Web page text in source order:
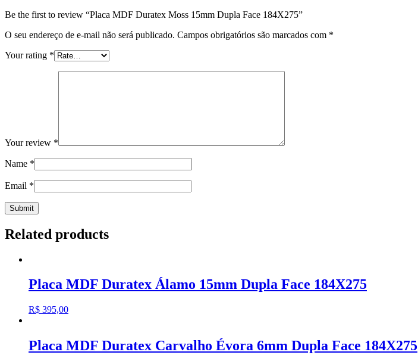
Be the first to review “Placa MDF Duratex Moss 15mm Dupla Face 184X275”
O seu endereço de e-mail não será publicado. Campos obrigatórios são marcados com *
Your rating *
Your review *
Name *
Email *
Related products
Placa MDF Duratex Álamo 15mm Dupla Face 184X275
R$ 395,00
Placa MDF Duratex Carvalho Évora 6mm Dupla Face 184X275